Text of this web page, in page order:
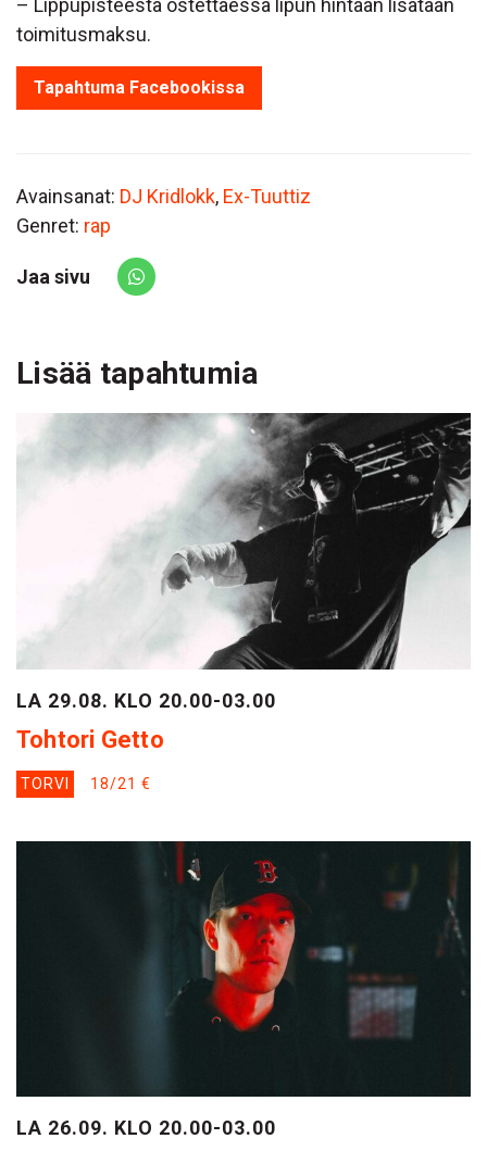
– Lippupisteestä ostettaessa lipun hintaan lisätään
toimitusmaksu.
Tapahtuma Facebookissa
Avainsanat: DJ Kridlokk, Ex-Tuuttiz
Genret: rap
Jaa sivu
Share via Whatsapp
Lisää tapahtumia
LA 29.08. KLO 20.00-03.00
Tohtori Getto
TORVI 18/21 €
LA 26.09. KLO 20.00-03.00